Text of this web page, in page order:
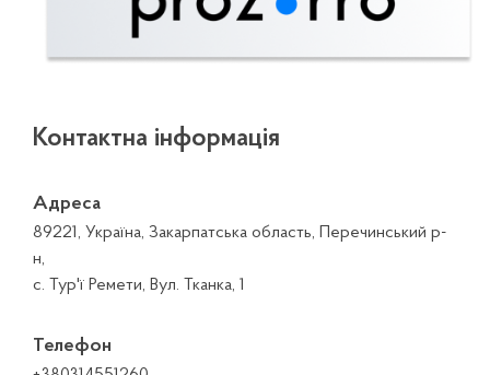
Контактна інформація
Адреса
89221, Україна, Закарпатська область, Перечинський р-
н,
с. Тур'ї Ремети, Вул. Тканка, 1
Телефон